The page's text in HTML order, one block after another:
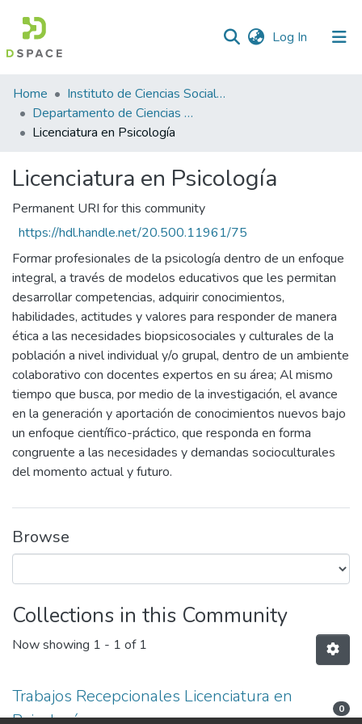
Log In (current)
Statistics
Home
Instituto de Ciencias Sociales y Administración
Departamento de Ciencias Sociales
Licenciatura en Psicología
Licenciatura en Psicología
Permanent URI for this community
https://hdl.handle.net/20.500.11961/75
Formar profesionales de la psicología dentro de un enfoque
integral, a través de modelos educativos que les permitan
desarrollar competencias, adquirir conocimientos,
habilidades, actitudes y valores para responder de manera
ética a las necesidades biopsicosociales y culturales de la
población a nivel individual y/o grupal, dentro de un ambiente
colaborativo con docentes expertos en su área; Al mismo
tiempo que busca, por medio de la investigación, el avance
en la generación y aportación de conocimientos nuevos bajo
un enfoque científico-práctico, que responda en forma
congruente a las necesidades y demandas socioculturales
del momento actual y futuro.
Browse
Collections in this Community
Now showing 1 - 1 of 1
Trabajos Recepcionales Licenciatura en
0